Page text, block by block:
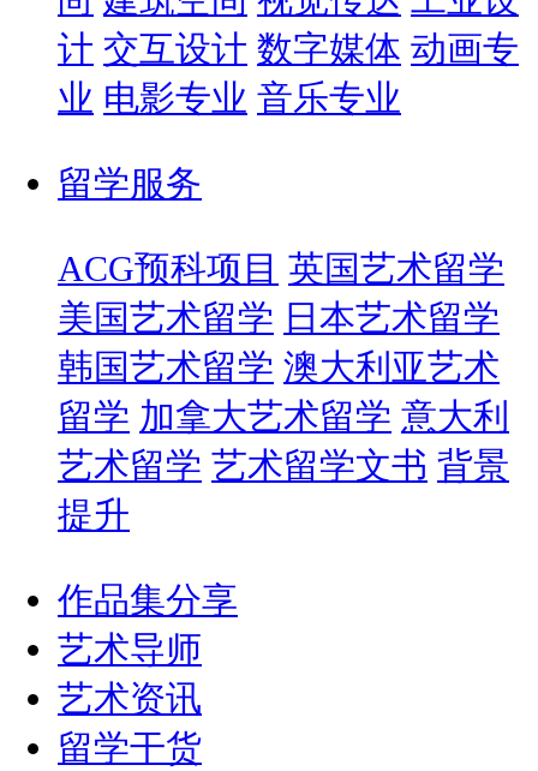
计 交互设计 数字媒体 动画专
业 电影专业 音乐专业
留学服务
ACG预科项目 英国艺术留学
美国艺术留学 日本艺术留学
韩国艺术留学 澳大利亚艺术
留学 加拿大艺术留学 意大利
艺术留学 艺术留学文书 背景
提升
作品集分享
艺术导师
艺术资讯
留学干货